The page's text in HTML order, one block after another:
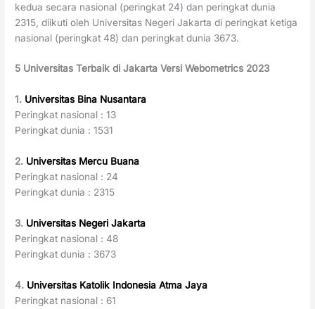
kedua secara nasional (peringkat 24) dan peringkat dunia
2315, diikuti oleh Universitas Negeri Jakarta di peringkat ketiga
nasional (peringkat 48) dan peringkat dunia 3673.
5 Universitas Terbaik di Jakarta Versi Webometrics 2023
1. Universitas Bina Nusantara
Peringkat nasional : 13
Peringkat dunia : 1531
2. Universitas Mercu Buana
Peringkat nasional : 24
Peringkat dunia : 2315
3. Universitas Negeri Jakarta
Peringkat nasional : 48
Peringkat dunia : 3673
4. Universitas Katolik Indonesia Atma Jaya
Peringkat nasional : 61